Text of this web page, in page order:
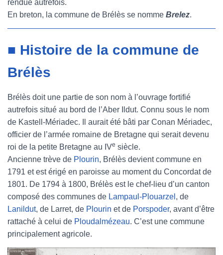
rendue autrefois.
En breton, la commune de Brélès se nomme Brelez.
■ Histoire de la commune de
Brélès
Brélès doit une partie de son nom à l’ouvrage fortifié
autrefois situé au bord de l’Aber Ildut. Connu sous le nom
de Kastell-Mériadec. Il aurait été bâti par Conan Mériadec,
officier de l’armée romaine de Bretagne qui serait devenu
roi de la petite Bretagne au IVe siècle.
Ancienne trève de Plourin, Brélès devient commune en
1791 et est érigé en paroisse au moment du Concordat de
1801. De 1794 à 1800, Brélès est le chef-lieu d’un canton
composé des communes de Lampaul-Plouarzel , de
Lanildut, de Larret, de Plourin et de Porspoder, avant d’être
rattaché à celui de Ploudalmézeau. C’est une commune
principalement agricole.